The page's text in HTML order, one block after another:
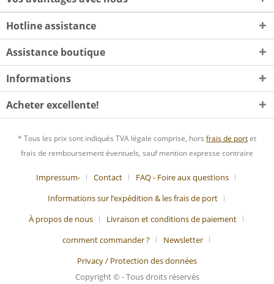
Hotline assistance
Assistance boutique
Informations
Acheter excellente!
* Tous les prix sont indiqués TVA légale comprise, hors frais de portet
frais de remboursement éventuels, sauf mention expresse contraire
Impressum- Contact
FAQ - Foire aux questions
Informations sur l’expédition & les frais de port
À propos de nous
Livraison et conditions de paiement
comment commander ?
Newsletter
Privacy / Protection des données
Copyright © - Tous droits réservés